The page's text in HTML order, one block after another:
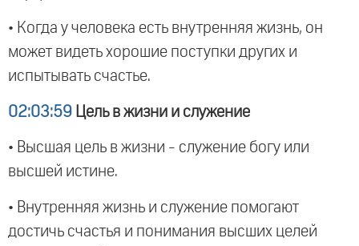
• Когда у человека есть внутренняя жизнь, он
может видеть хорошие поступки других и
испытывать счастье.
02:03:59 Цель в жизни и служение
• Высшая цель в жизни - служение богу или
высшей истине.
• Внутренняя жизнь и служение помогают
достичь счастья и понимания высших целей